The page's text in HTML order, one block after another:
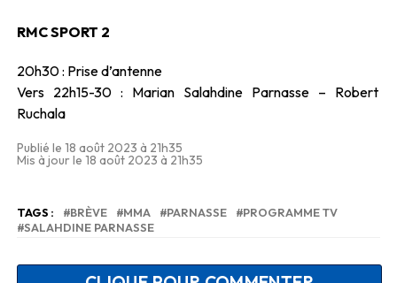
RMC SPORT 2
20h30 : Prise d’antenne
Vers 22h15-30 : Marian Salahdine Parnasse – Robert
Ruchala
Publié le 18 août 2023 à 21h35
Mis à jour le 18 août 2023 à 21h35
TAGS : BRÈVE MMA PARNASSE
PROGRAMME TV
SALAHDINE PARNASSE